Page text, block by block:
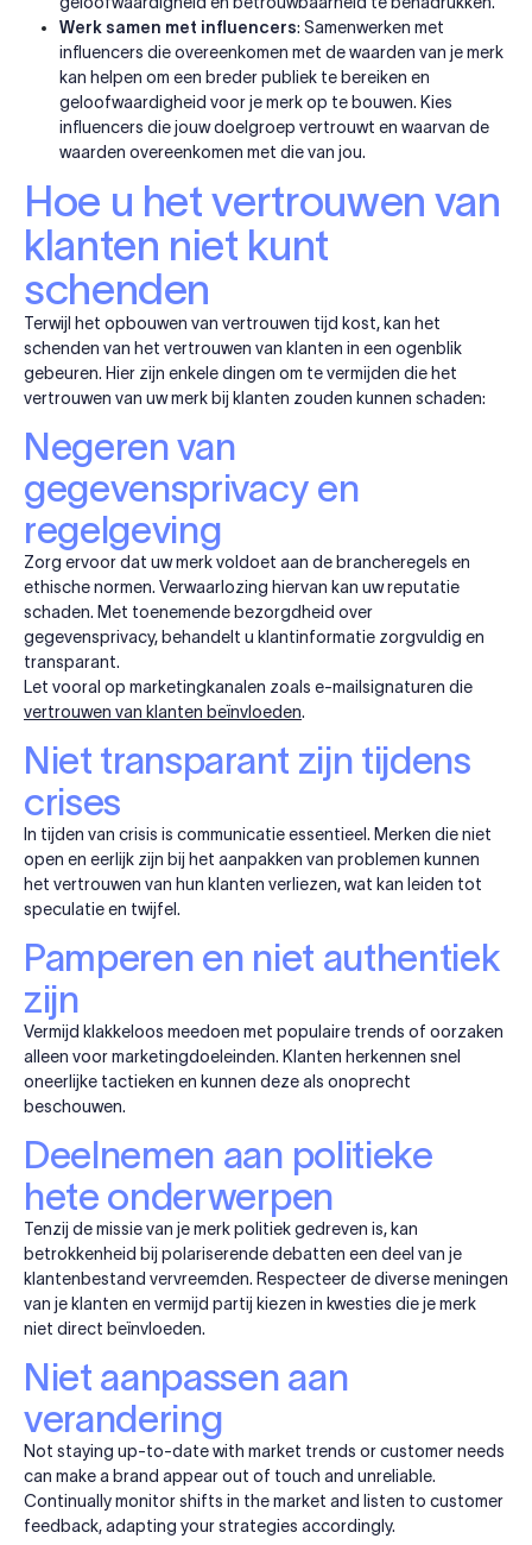
Werk samen met influencers: Samenwerken met
influencers die overeenkomen met de waarden van je merk
kan helpen om een breder publiek te bereiken en
geloofwaardigheid voor je merk op te bouwen. Kies
influencers die jouw doelgroep vertrouwt en waarvan de
waarden overeenkomen met die van jou.
Hoe u het vertrouwen van
klanten niet kunt
schenden
Terwijl het opbouwen van vertrouwen tijd kost, kan het
schenden van het vertrouwen van klanten in een ogenblik
gebeuren. Hier zijn enkele dingen om te vermijden die het
vertrouwen van uw merk bij klanten zouden kunnen schaden:
Negeren van
gegevensprivacy en
regelgeving
Zorg ervoor dat uw merk voldoet aan de brancheregels en
ethische normen. Verwaarlozing hiervan kan uw reputatie
schaden. Met toenemende bezorgdheid over
gegevensprivacy, behandelt u klantinformatie zorgvuldig en
transparant.
Let vooral op marketingkanalen zoals e-mailsignaturen die
vertrouwen van klanten beïnvloeden.
Niet transparant zijn tijdens
crises
In tijden van crisis is communicatie essentieel. Merken die niet
open en eerlijk zijn bij het aanpakken van problemen kunnen
het vertrouwen van hun klanten verliezen, wat kan leiden tot
speculatie en twijfel.
Pamperen en niet authentiek
zijn
Vermijd klakkeloos meedoen met populaire trends of oorzaken
alleen voor marketingdoeleinden. Klanten herkennen snel
oneerlijke tactieken en kunnen deze als onoprecht
beschouwen.
Deelnemen aan politieke
hete onderwerpen
Tenzij de missie van je merk politiek gedreven is, kan
betrokkenheid bij polariserende debatten een deel van je
klantenbestand vervreemden. Respecteer de diverse meningen
van je klanten en vermijd partij kiezen in kwesties die je merk
niet direct beïnvloeden.
Niet aanpassen aan
verandering
Not staying up-to-date with market trends or customer needs
can make a brand appear out of touch and unreliable.
Continually monitor shifts in the market and listen to customer
feedback, adapting your strategies accordingly.